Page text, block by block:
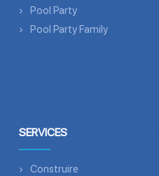
Pool Party
Pool Party Family
SERVICES
Construire